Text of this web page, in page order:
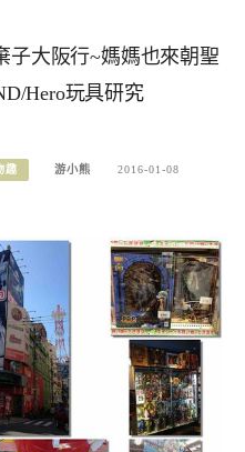
子大阪行~媽媽也來朝聖
Hero玩具研究
趣 游小熊
2016-01-08